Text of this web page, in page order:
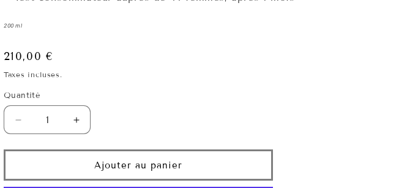
200 ml
Prix
habituel
210,00 €
Taxes incluses.
Quantité
Quantité
Réduire
la
quantité
Body
Augmenter
la
quantité
Body
Ajouter au panier